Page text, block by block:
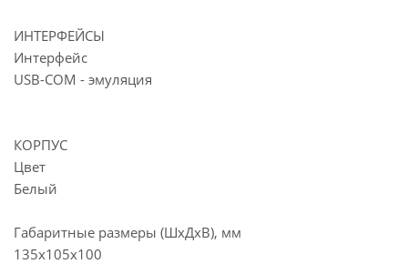
ИНТЕРФЕЙСЫ
Интерфейс
USB-COM - эмуляция
КОРПУС
Цвет
Белый
Габаритные размеры (ШхДхВ), мм
135x105x100